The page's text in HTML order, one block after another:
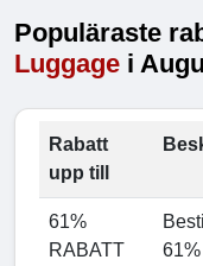
Populäraste
Luggage i
Rabatt
upp till
61%
RABATT